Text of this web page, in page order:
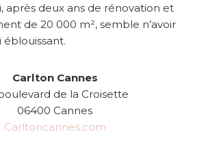
après deux ans de rénovation et
de 20 000 m², semble n’avoir
éblouissant.
Carlton Cannes
de la Croisette
06400 Cannes
Carltoncannes.com